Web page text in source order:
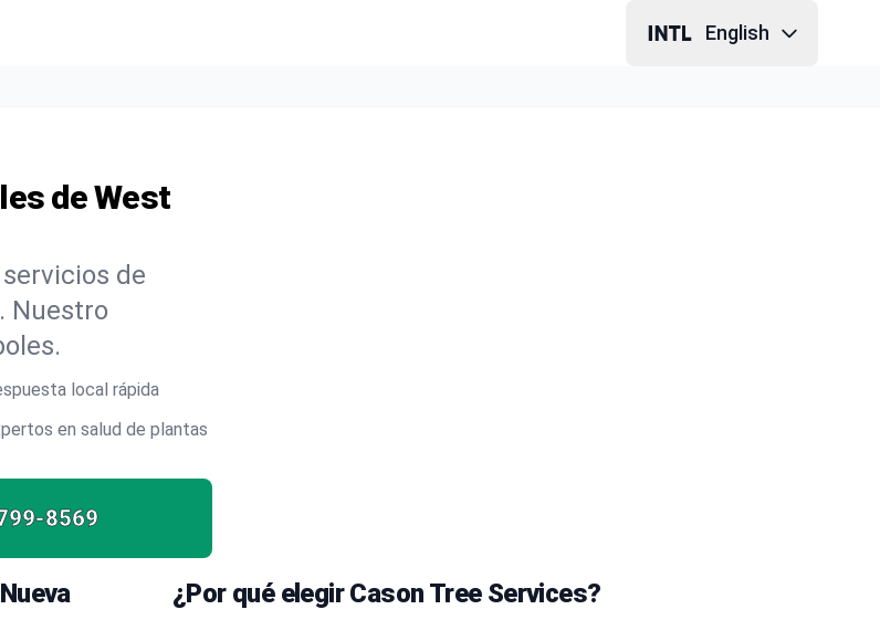
English
de West
de
Nuestro
local rápida
en salud de plantas
8569
¿Por qué elegir Cason Tree Services?